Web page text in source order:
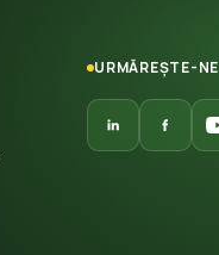
URMĂREȘTE-NE